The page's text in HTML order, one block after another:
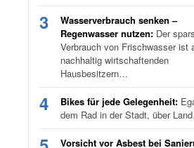
3
Wasserverbrauch senken –
Regenwasser nutzen: Der
Verbrauch von Frischwasser ist
nachhaltig wirtschaftenden
Hausbesitzern…
4 Bikes für jede Gelegenheit:
dem Rad in der Stadt, über
Vorsicht vor Asbest bei